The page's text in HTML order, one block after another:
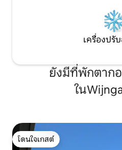
เครื่องปรั
ยังมีที่พักตาก
ใน
โดนใจเกสต์
โดนใจเกสต์